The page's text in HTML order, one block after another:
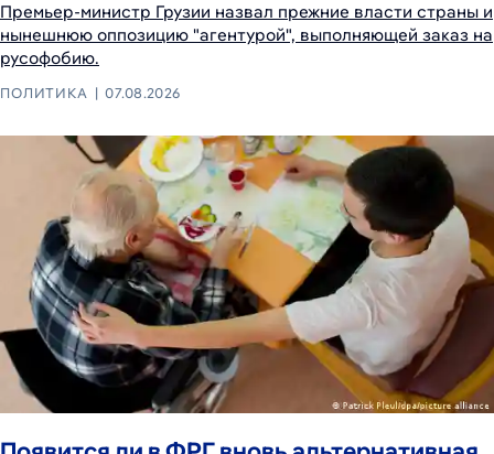
Премьер-министр Грузии назвал прежние власти страны и
нынешнюю оппозицию "агентурой", выполняющей заказ на
русофобию.
ПОЛИТИКА 07.08.2026